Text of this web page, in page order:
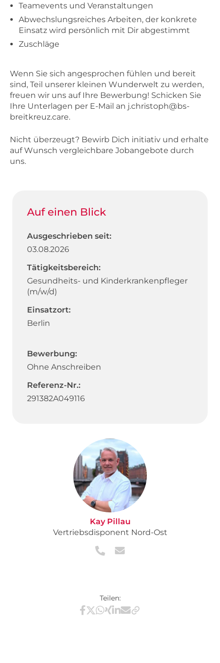
Teamevents und Veranstaltungen
Abwechslungsreiches Arbeiten, der konkrete
Einsatz wird persönlich mit Dir abgestimmt
Zuschläge
Wenn Sie sich angesprochen fühlen und bereit
sind, Teil unserer kleinen Wunderwelt zu werden,
freuen wir uns auf Ihre Bewerbung! Schicken Sie
Ihre Unterlagen per E-Mail an j.christoph@bs-
breitkreuz.care.
Nicht überzeugt? Bewirb Dich initiativ und erhalte
auf Wunsch vergleichbare Jobangebote durch
uns.
Auf einen Blick
Ausgeschrieben seit:
03.08.2026
Tätigkeitsbereich:
Gesundheits- und Kinderkrankenpfleger
(m/w/d)
Einsatzort:
Berlin
Bewerbung:
Ohne Anschreiben
Referenz-Nr.:
291382A049116
Kay Pillau
Vertriebsdisponent Nord-Ost
Teilen:
Teilen via Facebook
Teilen via X / Twitter
Teilen via WhatsApp
Teilen via Xing
Teilen via LinkedIn
Teilen via E-Mail